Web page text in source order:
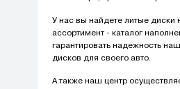
У нас вы найдете литые диски
ассортимент - каталог
гарантировать надежность
дисков для своего авто.
А также наш центр